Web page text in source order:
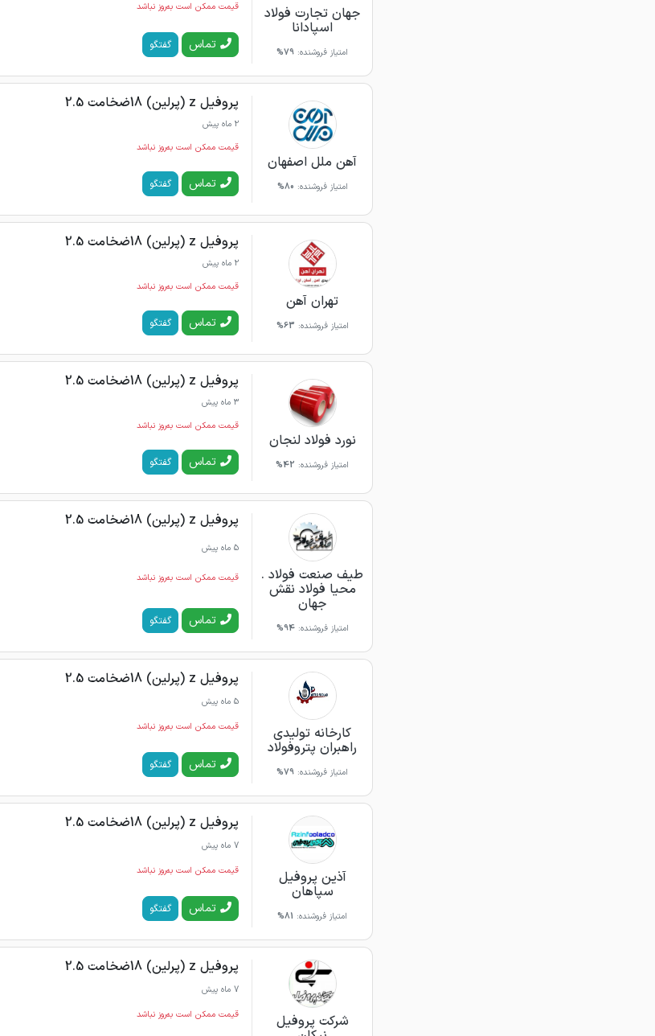
جهان تجارت فولاد
اسپادانا
امتیاز فروشنده: 79%
قیمت ممکن است به‌روز نباشد
تماس گفتگو
آهن ملل اصفهان
امتیاز فروشنده: 80%
پروفیل z (پرلین) 18ضخامت 2.5
2 ماه پیش
قیمت ممکن است به‌روز نباشد
تماس گفتگو
تهران آهن
امتیاز فروشنده: 63%
پروفیل z (پرلین) 18ضخامت 2.5
2 ماه پیش
قیمت ممکن است به‌روز نباشد
تماس گفتگو
نورد فولاد لنجان
امتیاز فروشنده: 42%
پروفیل z (پرلین) 18ضخامت 2.5
3 ماه پیش
قیمت ممکن است به‌روز نباشد
تماس گفتگو
طیف صنعت فولاد .
محیا فولاد نقش
جهان
امتیاز فروشنده:94%
پروفیل z (پرلین) 18ضخامت 2.5
5 ماه پیش
قیمت ممکن است به‌روز نباشد
تماس گفتگو
کارخانه تولیدی
راهبران پتروفولاد
امتیاز فروشنده: 79%
پروفیل z (پرلین) 18ضخامت 2.5
5 ماه پیش
قیمت ممکن است به‌روز نباشد
تماس گفتگو
آذین پروفیل
سپاهان
امتیاز فروشنده: 81%
پروفیل z (پرلین) 18ضخامت 2.5
7 ماه پیش
قیمت ممکن است به‌روز نباشد
تماس گفتگو
شرکت پروفیل
پروفیل z (پرلین) 18ضخامت 2.5
7 ماه پیش
قیمت ممکن است به‌روز نباشد